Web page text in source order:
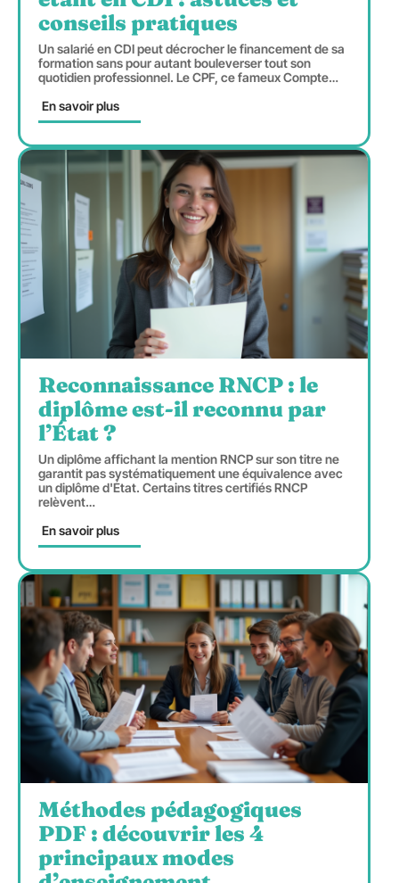
conseils pratiques
Un salarié en CDI peut décrocher le financement de sa
formation sans pour autant bouleverser tout son
quotidien professionnel. Le CPF, ce fameux Compte…
En savoir plus
Reconnaissance RNCP : le
diplôme est-il reconnu par
l’État ?
Un diplôme affichant la mention RNCP sur son titre ne
garantit pas systématiquement une équivalence avec
un diplôme d'État. Certains titres certifiés RNCP
relèvent…
En savoir plus
Méthodes pédagogiques
PDF : découvrir les 4
principaux modes